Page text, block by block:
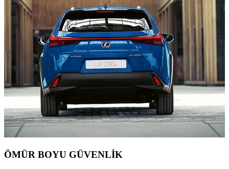
ÖMÜR BOYU GÜVENLİK